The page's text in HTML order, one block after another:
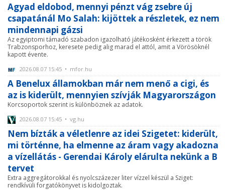
Agyad eldobod, mennyi pénzt vág zsebre új
csapatánál Mo Salah: kijöttek a részletek, ez nem
mindennapi gázsi
Az egyiptomi támadó szabadon igazolható játékosként érkezett a török
Trabzonsporhoz, keresete pedig alig marad el attól, amit a Vörösöknél
kapott évente.
2026.08.07 15:45 • mfor.hu
A Benelux államokban már nem menő a cigi, és
az is kiderült, mennyien szívják Magyarországon
Korcsoportok szerint is különböznek az adatok.
2026.08.07 15:45 • vg.hu
Nem bízták a véletlenre az idei Szigetet: kiderült,
mi történne, ha elmenne az áram vagy akadozna
a vízellátás - Gerendai Károly elárulta nekünk a B
tervet
Extra aggregátorokkal és nyolcszázezer liter vízzel készül a Sziget:
rendkívüli forgatókönyvet is kidolgoztak.